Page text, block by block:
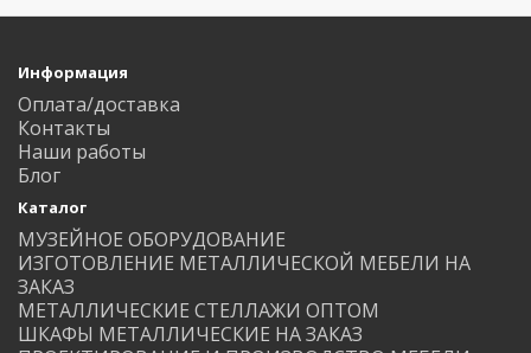
Информация
Оплата/доставка
Контакты
Наши работы
Блог
Каталог
МУЗЕЙНОЕ ОБОРУДОВАНИЕ
ИЗГОТОВЛЕНИЕ МЕТАЛЛИЧЕСКОЙ МЕБЕЛИ НА
ЗАКАЗ
МЕТАЛЛИЧЕСКИЕ СТЕЛЛАЖИ ОПТОМ
ШКАФЫ МЕТАЛЛИЧЕСКИЕ НА ЗАКАЗ